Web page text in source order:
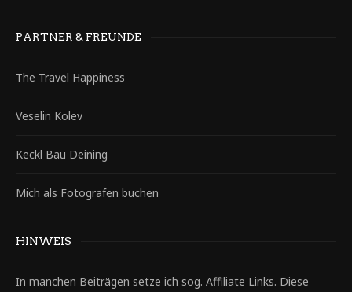
PARTNER & FREUNDE
The Travel Happiness
Veselin Kolev
Keckl Bau Deining
Mich als Fotografen buchen
HINWEIS
In manchen Beiträgen setze ich sog. Affiliate Links. Diese